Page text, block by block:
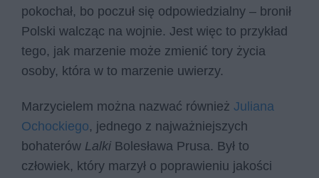
pokochał, bo poczuł się odpowiedzialny – bronił
Polski walcząc na wojnie. Jest więc to przykład
tego, jak marzenie może zmienić tory życia
osoby, która w to marzenie uwierzy.
Marzycielem można nazwać również Juliana
Ochockiego, jednego z najważniejszych
bohaterów Lalki Bolesława Prusa. Był to
człowiek, który marzył o poprawieniu jakości